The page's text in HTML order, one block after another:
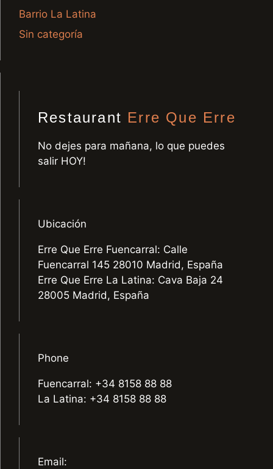
Barrio La Latina
Sin categoría
Restaurant Erre Que Erre
No dejes para mañana, lo que puedes
salir HOY!
Ubicación
Erre Que Erre Fuencarral: Calle
Fuencarral 145 28010 Madrid, España
Erre Que Erre La Latina: Cava Baja 24
28005 Madrid, España
Phone
Fuencarral: +34 8158 88 88
La Latina: +34 8158 88 88
Email: